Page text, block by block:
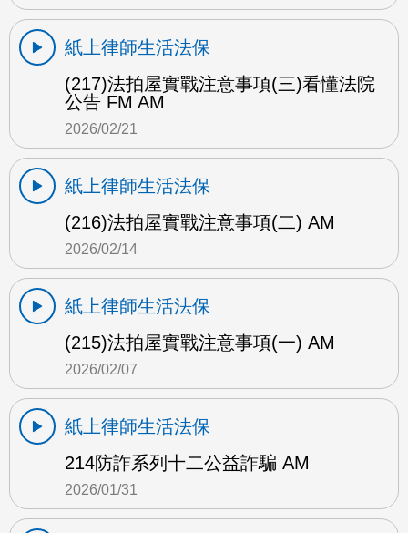
紙上律師生活法保
(217)法拍屋實戰注意事項(三)看懂法院
公告 FM AM
2026/02/21
紙上律師生活法保
(216)法拍屋實戰注意事項(二) AM
2026/02/14
紙上律師生活法保
(215)法拍屋實戰注意事項(一) AM
2026/02/07
紙上律師生活法保
214防詐系列十二公益詐騙 AM
2026/01/31